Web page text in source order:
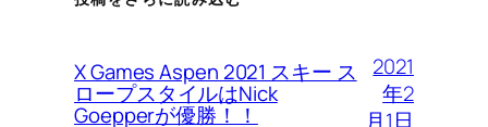
X Games Aspen 2021 スキー ス
ロープスタイルはNick
Goepperが優勝！！
2021
年2
月1日